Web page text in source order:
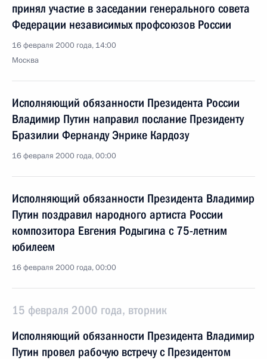
принял участие в заседании генерального совета
Федерации независимых профсоюзов России
16 февраля 2000 года, 14:00
Москва
Исполняющий обязанности Президента России
Владимир Путин направил послание Президенту
Бразилии Фернанду Энрике Кардозу
16 февраля 2000 года, 00:00
Исполняющий обязанности Президента Владимир
Путин поздравил народного артиста России
композитора Евгения Родыгина с 75-летним
юбилеем
16 февраля 2000 года, 00:00
15 февраля 2000 года, вторник
Исполняющий обязанности Президента Владимир
Путин провел рабочую встречу с Президентом